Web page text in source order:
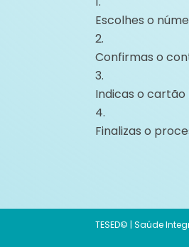
Escolhes o
Confirmas o
Indicas o
Finalizas o
TESED© | Saúde